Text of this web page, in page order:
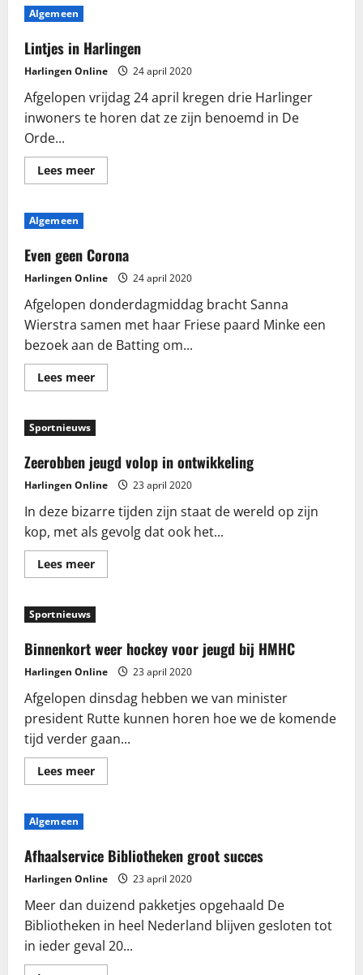
Algemeen
Lintjes in Harlingen
Harlingen Online 24 april 2020
Afgelopen vrijdag 24 april kregen drie Harlinger
inwoners te horen dat ze zijn benoemd in De
Orde...
Lees meerLees
meer
Algemeen
Even geen Corona
Harlingen Online 24 april 2020
Afgelopen donderdagmiddag bracht Sanna
Wierstra samen met haar Friese paard Minke een
bezoek aan de Batting om...
Lees meerLees
meer
geen
Corona
Sportnieuws
Zeerobben jeugd volop in ontwikkeling
Harlingen Online 23 april 2020
In deze bizarre tijden zijn staat de wereld op zijn
kop, met als gevolg dat ook het...
Lees meerLees
meer
jeugd
volop
ontwikkeling
Sportnieuws
Binnenkort weer hockey voor jeugd bij HMHC
Harlingen Online 23 april 2020
Afgelopen dinsdag hebben we van minister
president Rutte kunnen horen hoe we de komende
tijd verder gaan...
Lees meerLees
meer
jeugd
bij
HMHC
Algemeen
Afhaalservice Bibliotheken groot succes
Harlingen Online 23 april 2020
Meer dan duizend pakketjes opgehaald De
Bibliotheken in heel Nederland blijven gesloten tot
in ieder geval 20...